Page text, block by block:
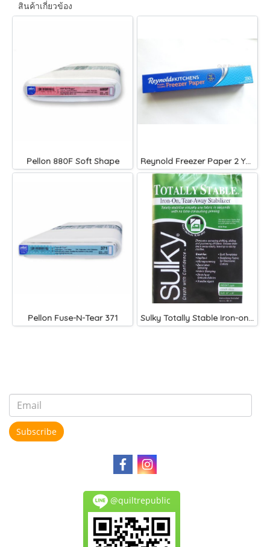
สินค้าเกี่ยวข้อง
Pellon 880F Soft Shape Reynold Freezer Paper 2 Yard
Pellon Fuse-N-Tear 371 Sulky Totally Stable Iron-on, Tear-Away Stabilizer 1 Yard White
Subscribe
@quiltrepublic